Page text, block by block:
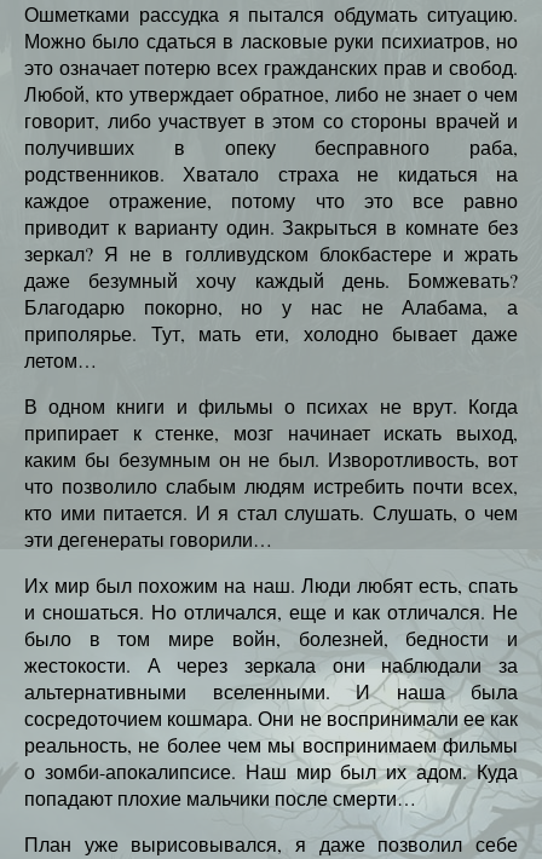
Ошметками рассудка я пытался обдумать ситуацию.
Можно было сдаться в ласковые руки психиатров, но
это означает потерю всех гражданских прав и свобод.
Любой, кто утверждает обратное, либо не знает о чем
говорит, либо участвует в этом со стороны врачей и
получивших в опеку бесправного раба,
родственников. Хватало страха не кидаться на
каждое отражение, потому что это все равно
приводит к варианту один. Закрыться в комнате без
зеркал? Я не в голливудском блокбастере и жрать
даже безумный хочу каждый день. Бомжевать?
Благодарю покорно, но у нас не Алабама, а
приполярье. Тут, мать ети, холодно бывает даже
летом…
В одном книги и фильмы о психах не врут. Когда
припирает к стенке, мозг начинает искать выход,
каким бы безумным он не был. Изворотливость, вот
что позволило слабым людям истребить почти всех,
кто ими питается. И я стал слушать. Слушать, о чем
эти дегенераты говорили…
Их мир был похожим на наш. Люди любят есть, спать
и сношаться. Но отличался, еще и как отличался. Не
было в том мире войн, болезней, бедности и
жестокости. А через зеркала они наблюдали за
альтернативными вселенными. И наша была
сосредоточием кошмара. Они не воспринимали ее как
реальность, не более чем мы воспринимаем фильмы
о зомби-апокалипсисе. Наш мир был их адом. Куда
попадают плохие мальчики после смерти…
План уже вырисовывался, я даже позволил себе